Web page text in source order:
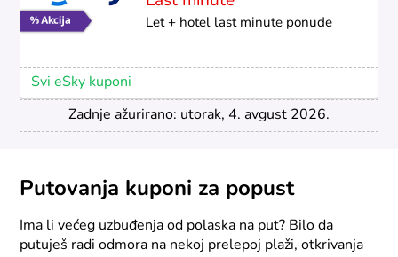
Let + hotel last minute ponude
Svi eSky kuponi
Zadnje ažurirano: utorak, 4. avgust 2026.
Putovanja kuponi za popust
Ima li većeg uzbuđenja od polaska na put? Bilo da
putuješ radi odmora na nekoj prelepoj plaži, otkrivanja